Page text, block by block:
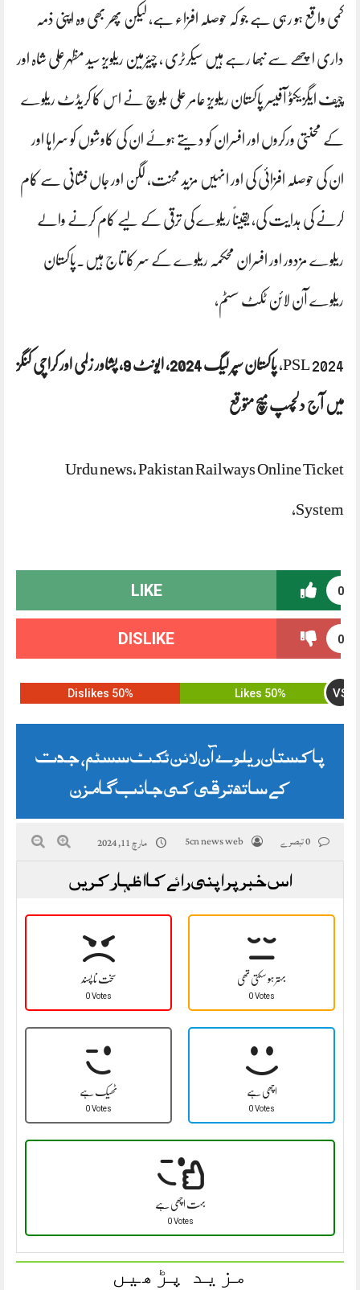
کمی واقع ہو رہی ہے جو کہ حوصلہ افزاء ہے، لیکن پھر بھی وہ اپنی ذمہ
داری اچھے سے نبھا رہے ہیں سیکرٹری ، چیئرمین ریلویز سید مظہرعلی شاہ اور
چیف ایگزیکٹو آفیسر پاکستان ریلویز عامر علی بلوچ نے اس کا کریڈٹ ریلوے
کے محنتی ورکروں اور افسران کو دیتے ہوئے ان کی کاوشوں کو سراہا اور
ان کی حوصلہ افزائی کی اور انہیں مزید محنت، لگن اور جاں فشانی سے کام
کرنے کی ہدایت کی، یقیناً ریلوے کی ترقی کے لیے کام کرنے والے
ریلوے مزدور اور افسران محکمہ ریلوے کے سر کا تاج ہیں۔پاکستان
ریلوے آن لائن ٹکٹ سسٹم،
PSL 2024، پاکستان سپر لیگ 2024، ایونٹ 9، پشاور زلمی اور کراچی کنگز
میں آج دلچسپ میچ متوقع
Urdu news, Pakistan Railways Online Ticket
System,
0
LIKE
0
DISLIKE
50% Likes VS
50% Dislikes
پاکستان ریلوے آن لائن ٹکٹ سسٹم، جدت
کے ساتھ ترقی کی جانب گامزن
5cn news web مارچ 11, 2024
اس خبر پر اپنی رائے کا اظہار کریں
سخت نا پسند
0 Votes
بہتر ہو سکتی تھی
0 Votes
ٹھیک ہے
0 Votes
اچھی ہے
0 Votes
بہت اچھی ہے
0 Votes
مزید پڑھیں